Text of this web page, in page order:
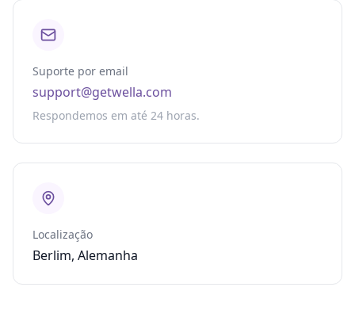
Suporte por email
support@getwella.com
Respondemos em até 24 horas.
Localização
Berlim, Alemanha